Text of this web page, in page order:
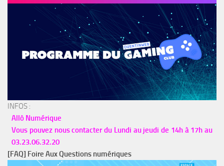
INFOS :
Allô Numérique
Vous pouvez nous contacter du Lundi au jeudi de 14h à 17h au
03.23.06.32.20
[FAQ] Foire Aux Questions numériques